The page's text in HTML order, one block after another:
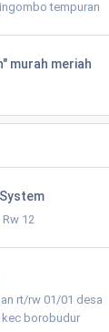
tempuran
murah meriah
Rw 12
rt/rw 01/01 desa
borobudur